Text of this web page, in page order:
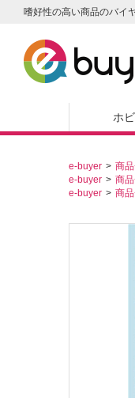
嗜好性の高い商品のバイ
ホ
e-buyer 商
e-buyer
商
e-buyer
商